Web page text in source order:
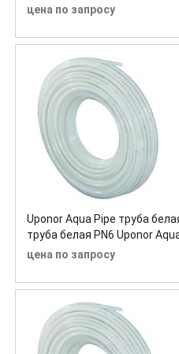
труба белая бесшовная
цена по запросу
Uponor Aqua Pipe труба
труба белая PN6 Uponor
цена по запросу